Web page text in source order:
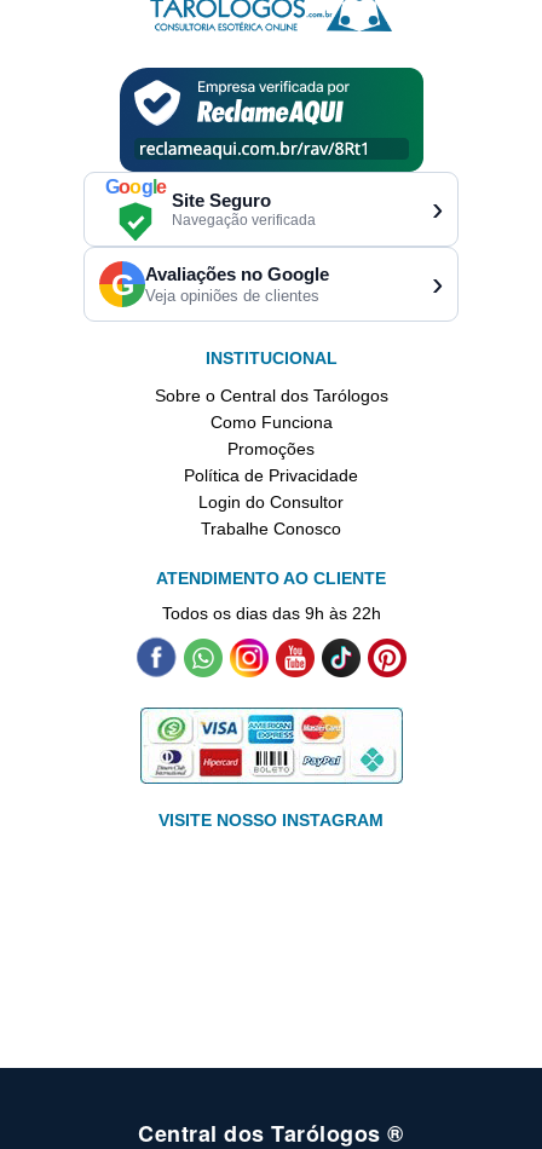
Google
Site Seguro
Navegação verificada ›
G Avaliações no Google
Veja opiniões de clientes ›
INSTITUCIONAL
Sobre o Central dos Tarólogos
Como Funciona
Promoções
Política de Privacidade
Login do Consultor
Trabalhe Conosco
ATENDIMENTO AO CLIENTE
Todos os dias das 9h às 22h
VISITE NOSSO INSTAGRAM
Central dos Tarólogos ®